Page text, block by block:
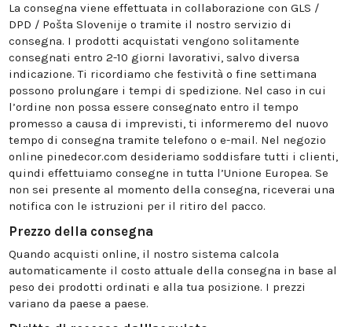
La consegna viene effettuata in collaborazione con GLS /
DPD / Pošta Slovenije o tramite il nostro servizio di
consegna. I prodotti acquistati vengono solitamente
consegnati entro 2-10 giorni lavorativi, salvo diversa
indicazione. Ti ricordiamo che festività o fine settimana
possono prolungare i tempi di spedizione. Nel caso in cui
l’ordine non possa essere consegnato entro il tempo
promesso a causa di imprevisti, ti informeremo del nuovo
tempo di consegna tramite telefono o e-mail. Nel negozio
online pinedecor.com desideriamo soddisfare tutti i clienti,
quindi effettuiamo consegne in tutta l’Unione Europea. Se
non sei presente al momento della consegna, riceverai una
notifica con le istruzioni per il ritiro del pacco.
Prezzo della consegna
Quando acquisti online, il nostro sistema calcola
automaticamente il costo attuale della consegna in base al
peso dei prodotti ordinati e alla tua posizione. I prezzi
variano da paese a paese.